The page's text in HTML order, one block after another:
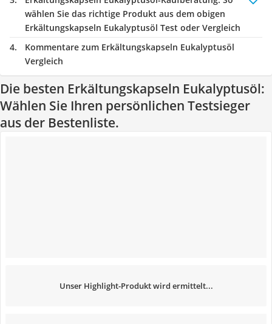
wählen Sie das richtige Produkt aus dem obigen
Erkältungskapseln Eukalyptusöl Test oder Vergleich
Kommentare zum Erkältungskapseln Eukalyptusöl
Vergleich
Die besten Erkältungskapseln Eukalyptusöl:
Wählen Sie Ihren persönlichen Testsieger
aus der Bestenliste.
Unser Highlight-Produkt wird ermittelt...